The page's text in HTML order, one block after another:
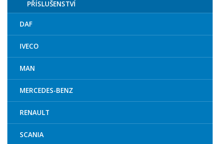
PŘÍSLUŠENSTVÍ
DAF
IVECO
MAN
MERCEDES-BENZ
RENAULT
SCANIA